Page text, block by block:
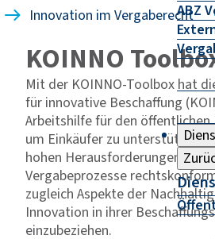
ABZ
Innovation im Vergaberecht
KOINNO
Mit der KOINNO-Toolbox hat
für innovative Beschaffung
Arbeitshilfe für den öffentlichen
um Einkäufer zu unterstützen,
hohen Herausforderungen
Vergabeprozesse
zugleich Aspekte der
Innovation in ihrer
einzubeziehen.